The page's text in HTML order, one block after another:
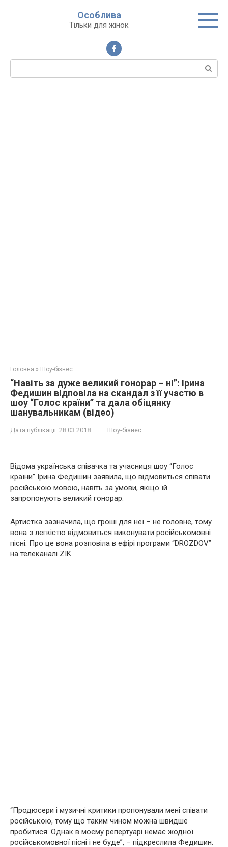
Особлива
Тільки для жінок
Пошук:
Головна » Шоу-бізнес
“Навіть за дуже великий гонорар – ні”: Ірина
Федишин відповіла на скандал з її участю в
шоу “Голос країни” та дала обіцянку
шанувальникам (відео)
Дата публікації: 28.03.2018 Шоу-бізнес
Відома українська співачка та учасниця шоу “Голос
країни” Ірина Федишин заявила, що відмовиться співати
російською мовою, навіть за умови, якщо їй
запропонують великий гонорар.
Артистка зазначила, що гроші для неї – не головне, тому
вона з легкістю відмовиться виконувати російськомовні
пісні. Про це вона розповіла в ефірі програми “DROZDOV”
на телеканалі ZIK.
“Продюсери і музичні критики пропонували мені співати
російською, тому що таким чином можна швидше
пробитися. Однак в моєму репертуарі немає жодної
російськомовної пісні і не буде”, – підкреслила Федишин.